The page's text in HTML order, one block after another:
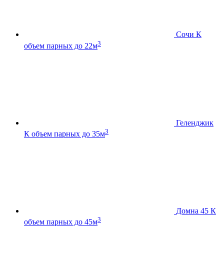
Сочи К
объем парных до 22м3
Геленджик
К объем парных до 35м3
Домна 45 К
объем парных до 45м3